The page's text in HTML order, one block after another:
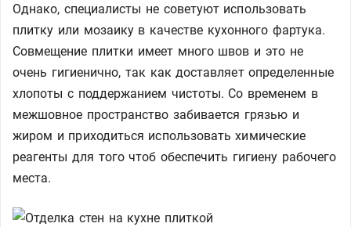
Однако, специалисты не советуют использовать
плитку или мозаику в качестве кухонного фартука.
Совмещение плитки имеет много швов и это не
очень гигиенично, так как доставляет определенные
хлопоты с поддержанием чистоты. Со временем в
межшовное пространство забивается грязью и
жиром и приходиться использовать химические
реагенты для того чтоб обеспечить гигиену рабочего
места.